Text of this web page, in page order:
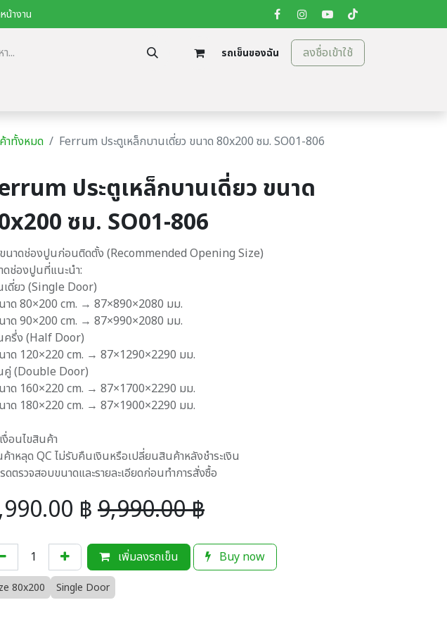
น้างาน
รถเข็นของฉัน ลงชื่อเข้าใช้
าทั้งหมด Ferrum ประตูเหล็กบานเดี่ยว ขนาด 80x200 ซม. SO01-806
ประตูเหล็กบานเดี่ยว ขนาด
ซม. SO01-806
นาดช่องปูนก่อนติดตั้ง (Recommended Opening Size)
ดช่องปูนที่แนะนำ:
เดี่ยว (Single Door)
าด 80×200 cm. → 87×890×2080 มม.
าด 90×200 cm. → 87×990×2080 มม.
ครึ่ง (Half Door)
าด 120×220 cm. → 87×1290×2290 มม.
คู่ (Double Door)
าด 160×220 cm. → 87×1700×2290 มม.
าด 180×220 cm. → 87×1900×2290 มม.
งื่อนไขสินค้า
าหลุด QC ไม่รับคืนเงินหรือเปลี่ยนสินค้าหลังชำระเงิน
ดตรวจสอบขนาดและรายละเอียดก่อนทำการสั่งซื้อ
฿9,990.00฿
เพิ่มลงรถเข็น Buy now
80x200 Single Door